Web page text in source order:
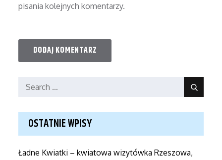
pisania kolejnych komentarzy.
Search
Search
OSTATNIE WPISY
Ładne Kwiatki – kwiatowa wizytówka Rzeszowa,